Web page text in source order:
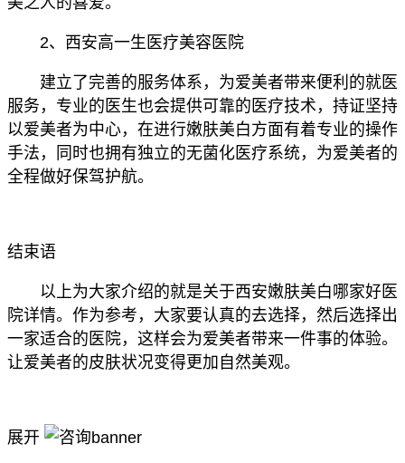
2、西安高一生医疗美容医院
建立了完善的服务体系，为爱美者带来便利的就医
服务，专业的医生也会提供可靠的医疗技术，持证坚持
以爱美者为中心，在进行嫩肤美白方面有着专业的操作
手法，同时也拥有独立的无菌化医疗系统，为爱美者的
全程做好保驾护航。
结束语
以上为大家介绍的就是关于西安嫩肤美白哪家好医
院详情。作为参考，大家要认真的去选择，然后选择出
一家适合的医院，这样会为爱美者带来一件事的体验。
让爱美者的皮肤状况变得更加自然美观。
展开